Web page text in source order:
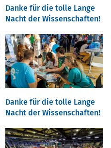
Danke für die tolle Lange
Nacht der Wissenschaften!
Danke für die tolle Lange
Nacht der Wissenschaften!